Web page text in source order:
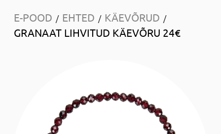
E-POOD / EHTED / KÄEVÕRUD /
GRANAAT LIHVITUD KÄEVÕRU 24€